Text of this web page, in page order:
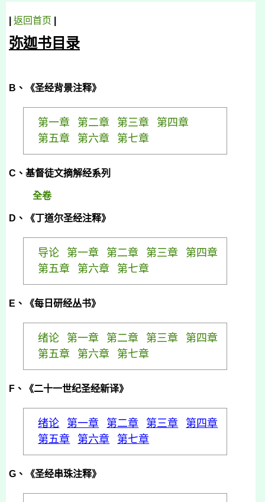
返回首页
弥迦书目录
B 、《圣经背景注释》
第一章 第二章 第三章
第四章
第五章
第六章 第七章
C 、基督徒文摘解经系列
全卷
D 、《丁道尔圣经注释》
导论 第一章 第二章 第三章
第四章
第五章
第六章 第七章
E 、《每日研经丛书》
绪论 第一章 第二章 第三章
第四章
第五章
第六章 第七章
F 、《二十一世纪圣经新译》
绪论 第一章 第二章 第三章
第四章
第五章
第六章 第七章
G 、《圣经串珠注释》